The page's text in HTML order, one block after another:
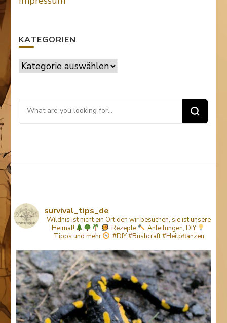
KATEGORIEN
Kategorien
Looking
for
survival_tips_de
Wildnis ist nicht ein Ort den wir besuchen, sie ist unsere
Heimat!
Rezepte
Anleitungen, DIY
Tipps und mehr #DIY #Bushcraft #Heilpflanzen